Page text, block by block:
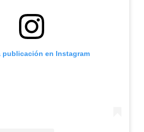
publicación en Instagram